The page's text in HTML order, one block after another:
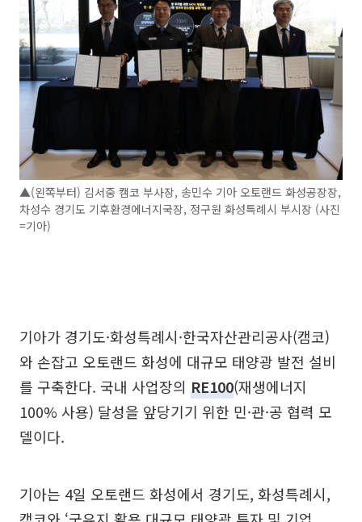
▲(왼쪽부터) 김서중 캠코 부사장, 송민수 기아 오토랜드 화성공장장,
차성수 경기도 기후환경에너지국장, 정구원 화성특례시 부시장 (사진
=기아)
기아가 경기도·화성특례시·한국자산관리공사(캠코)
와 손잡고 오토랜드 화성에 대규모 태양광 발전 설비
를 구축한다. 국내 사업장의 RE100(재생에너지
100% 사용) 달성을 앞당기기 위한 민·관·공 협력 모
델이다.
기아는 4일 오토랜드 화성에서 경기도, 화성특례시,